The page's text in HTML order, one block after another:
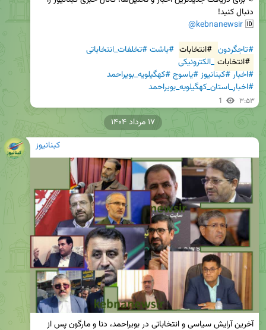
🆔
@kebnanewsir
#تاجگردون #انتخابات #باشت#تخلفات_انتخاباتی
#انتخابات _الکترونیکی
#اخبار#کبنانیوز#یاسوج#کهگیلویه_بویراحمد
#اخبار_استان_کهگیلویه_بویراحمد
1 ۳:۵۳
کبنانیوز
۱۷ مرداد ۱۴۰۴